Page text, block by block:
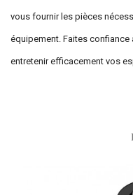
vous fournir les pièces
équipement. Faites
entretenir efficacement vos